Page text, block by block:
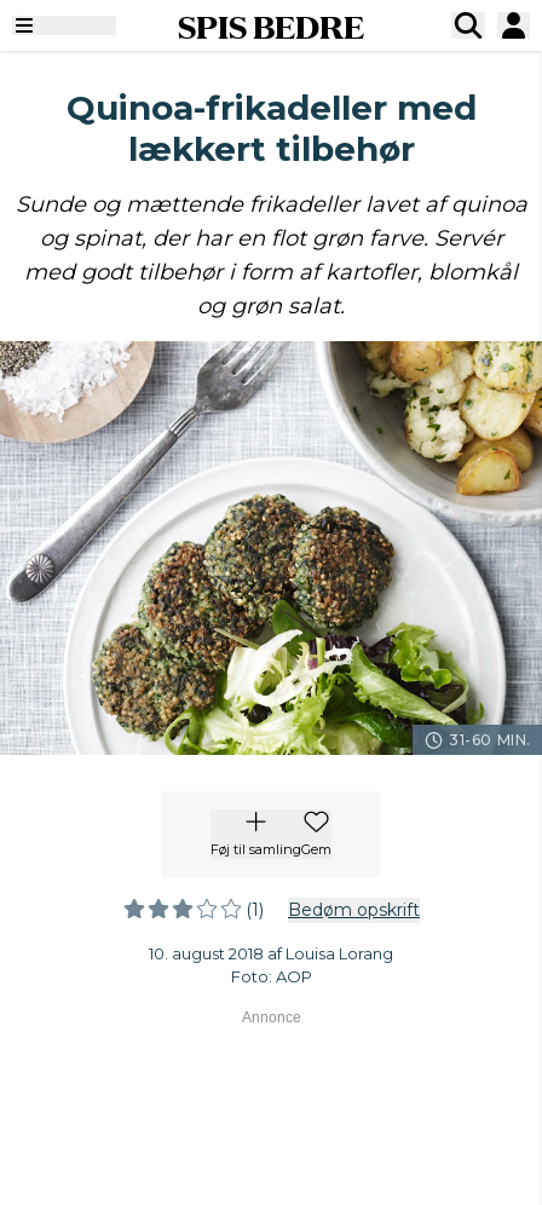
SPIS BEDRE
Quinoa-frikadeller med
lækkert tilbehør
Sunde og mættende frikadeller lavet af quinoa
og spinat, der har en flot grøn farve. Servér
med godt tilbehør i form af kartofler, blomkål
og grøn salat.
31-60 MIN.
Føj til samlingGem
(1) Bedøm opskrift
10. august 2018 af Louisa Lorang
Foto: AOP